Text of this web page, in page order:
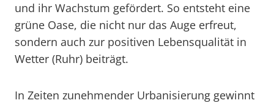
und ihr Wachstum gefördert. So entsteht eine
grüne Oase, die nicht nur das Auge erfreut,
sondern auch zur positiven Lebensqualität in
Wetter (Ruhr) beiträgt.
In Zeiten zunehmender Urbanisierung gewinnt